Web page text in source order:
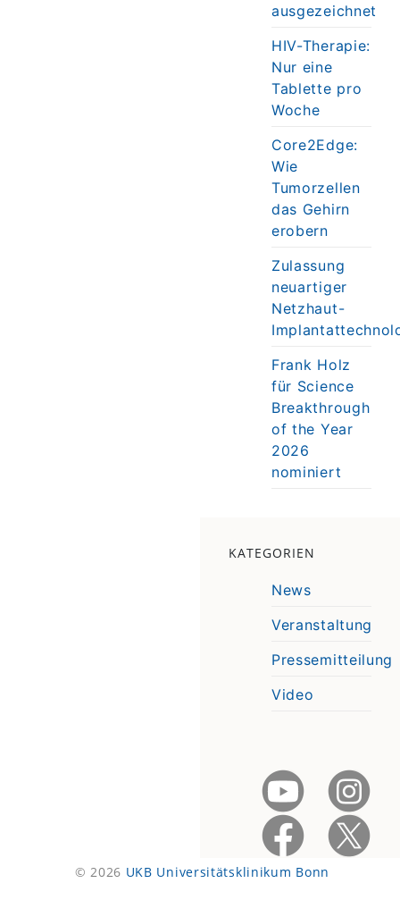
ausgezeichnet
HIV-Therapie:
Nur eine
Tablette pro
Woche
Core2Edge:
Wie
Tumorzellen
das Gehirn
erobern
Zulassung
neuartiger
Netzhaut-
Frank Holz
für Science
Breakthrough
of the Year
2026
nominiert
KATEGORIEN
News
Veranstaltung
Pressemitteilung
Video
© 2026 UKB Universitätsklinikum Bonn